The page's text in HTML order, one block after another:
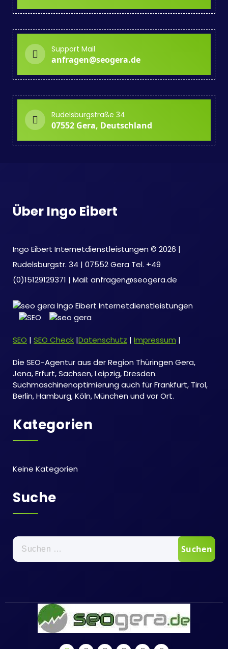
Support Mail
anfragen@seogera.de
Rudelsburgstraße 34
07552 Gera, Deutschland
Über Ingo Eibert
Ingo Eibert Internetdienstleistungen © 2026 |
Rudelsburgstr. 34 | 07552 Gera Tel. +49
(0)15129129371 | Mail: anfragen@seogera.de
SEO | SEO Check |Datenschutz | Impressum |
Die SEO-Agentur aus der Region Thüringen Gera,
Jena, Erfurt, Sachsen, Leipzig, Dresden.
Suchmaschinenoptimierung auch für Frankfurt, Tirol,
Berlin, Hamburg, Köln, München und vor Ort.
Kategorien
Keine Kategorien
Suche